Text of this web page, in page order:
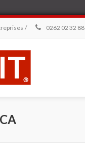
/ 0262 02 32 88